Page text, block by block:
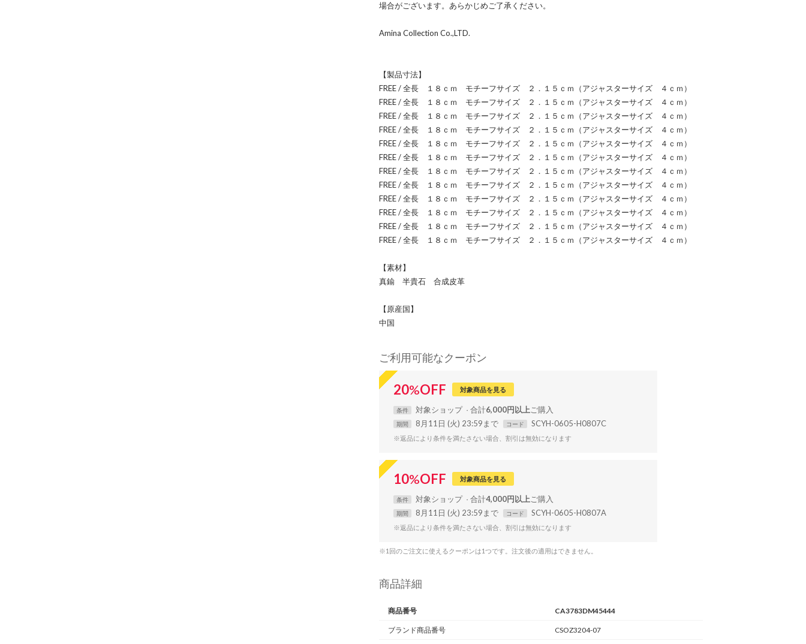
場合がございます。あらかじめご了承ください。
Amina Collection Co.,LTD.
【製品寸法】
FREE / 全長 １８ｃｍ モチーフサイズ ２．１５ｃｍ（アジャスターサイズ ４ｃｍ）
FREE / 全長 １８ｃｍ モチーフサイズ ２．１５ｃｍ（アジャスターサイズ ４ｃｍ）
FREE / 全長 １８ｃｍ モチーフサイズ ２．１５ｃｍ（アジャスターサイズ ４ｃｍ）
FREE / 全長 １８ｃｍ モチーフサイズ ２．１５ｃｍ（アジャスターサイズ ４ｃｍ）
FREE / 全長 １８ｃｍ モチーフサイズ ２．１５ｃｍ（アジャスターサイズ ４ｃｍ）
FREE / 全長 １８ｃｍ モチーフサイズ ２．１５ｃｍ（アジャスターサイズ ４ｃｍ）
FREE / 全長 １８ｃｍ モチーフサイズ ２．１５ｃｍ（アジャスターサイズ ４ｃｍ）
FREE / 全長 １８ｃｍ モチーフサイズ ２．１５ｃｍ（アジャスターサイズ ４ｃｍ）
FREE / 全長 １８ｃｍ モチーフサイズ ２．１５ｃｍ（アジャスターサイズ ４ｃｍ）
FREE / 全長 １８ｃｍ モチーフサイズ ２．１５ｃｍ（アジャスターサイズ ４ｃｍ）
FREE / 全長 １８ｃｍ モチーフサイズ ２．１５ｃｍ（アジャスターサイズ ４ｃｍ）
FREE / 全長 １８ｃｍ モチーフサイズ ２．１５ｃｍ（アジャスターサイズ ４ｃｍ）
【素材】
真鍮 半貴石 合成皮革
【原産国】
中国
ご利用可能なクーポン
20%OFF 対象商品を見る
条件 対象ショップ 合計6,000円以上
期間 8月11日 (火) 23:59まで コード SCYH-0605-H0807C
※返品により条件を満たさない場合、割引は無効になります
10%OFF 対象商品を見る
条件 対象ショップ 合計4,000円以上
期間 8月11日 (火) 23:59まで コード SCYH-0605-H0807A
※返品により条件を満たさない場合、割引は無効になります
※1回のご注文に使えるクーポンは1つです。注文後の適用はできません。
商品詳細
商品番号 CA3783DM45444
ブランド商品番号 CSOZ3204-07